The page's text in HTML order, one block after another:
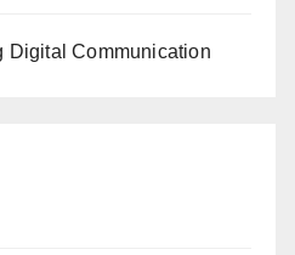
Digital Communication